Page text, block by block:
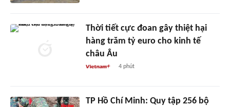
Thời tiết cực đoan gây thiệt hại
hàng trăm tỷ euro cho kinh tế
châu Âu
4 phút
TP Hồ Chí Minh: Quy tập 256 bộ